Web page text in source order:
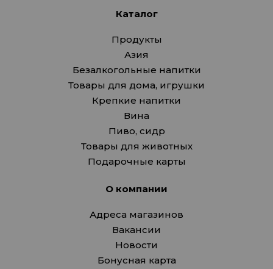
Каталог
Продукты
Азия
Безалкогольные напитки
Товары для дома, игрушки
Крепкие напитки
Вина
Пиво, сидр
Товары для животных
Подарочные карты
О компании
Адреса магазинов
Вакансии
Новости
Бонусная карта